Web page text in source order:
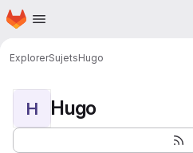
Passer au contenu principal
Page d'accueil
ExplorerSujetsHugo
H Hugo